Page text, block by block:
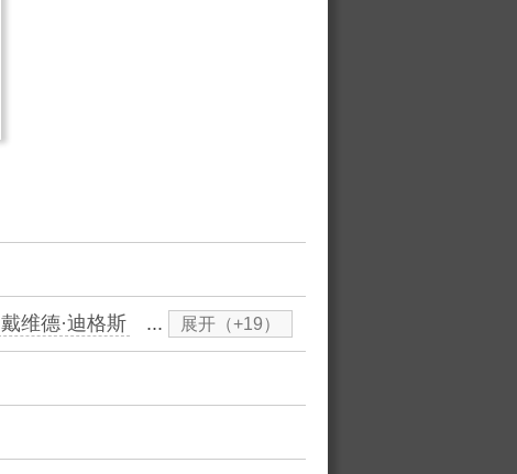
戴维德·迪格斯 ... 展开（+19）